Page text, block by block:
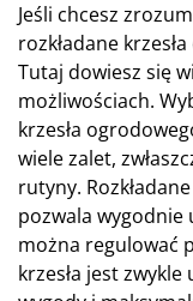
Jeśli chcesz
rozkładane
Tutaj dowiesz się
możliwościach.
krzesła
wiele zalet,
rutyny.
pozwala wygodnie
można regulować
krzesła jest